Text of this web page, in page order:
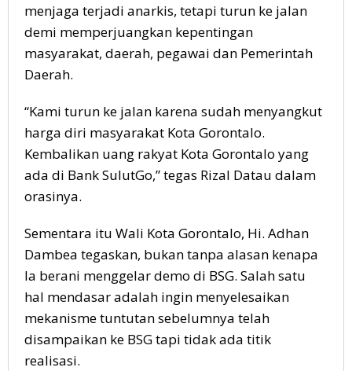
menjaga terjadi anarkis, tetapi turun ke jalan
demi memperjuangkan kepentingan
masyarakat, daerah, pegawai dan Pemerintah
Daerah.
“Kami turun ke jalan karena sudah menyangkut
harga diri masyarakat Kota Gorontalo.
Kembalikan uang rakyat Kota Gorontalo yang
ada di Bank SulutGo,” tegas Rizal Datau dalam
orasinya.
Sementara itu Wali Kota Gorontalo, Hi. Adhan
Dambea tegaskan, bukan tanpa alasan kenapa
Ia berani menggelar demo di BSG. Salah satu
hal mendasar adalah ingin menyelesaikan
mekanisme tuntutan sebelumnya telah
disampaikan ke BSG tapi tidak ada titik
realisasi.